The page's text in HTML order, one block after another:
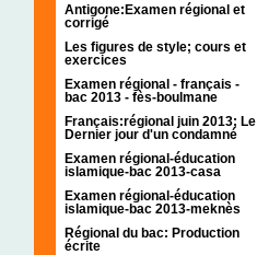
Antigone:Examen régional et
corrigé
Les figures de style; cours et
exercices
Examen régional - français -
bac 2013 - fès-boulmane
Français:régional juin 2013; Le
Dernier jour d'un condamné
Examen régional-éducation
islamique-bac 2013-casa
Examen régional-éducation
islamique-bac 2013-meknès
Régional du bac: Production
écrite